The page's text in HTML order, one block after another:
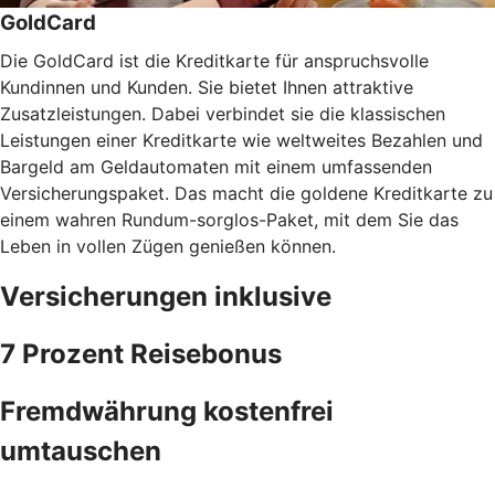
GoldCard
Die GoldCard ist die Kreditkarte für anspruchsvolle
Kundinnen und Kunden. Sie bietet Ihnen attraktive
Zusatzleistungen. Dabei verbindet sie die klassischen
Leistungen einer Kreditkarte wie weltweites Bezahlen und
Bargeld am Geldautomaten mit einem umfassenden
Versicherungspaket. Das macht die goldene Kreditkarte zu
einem wahren Rundum-sorglos-Paket, mit dem Sie das
Leben in vollen Zügen genießen können.
Versicherungen inklusive
7 Prozent Reisebonus
Fremdwährung kostenfrei
umtauschen